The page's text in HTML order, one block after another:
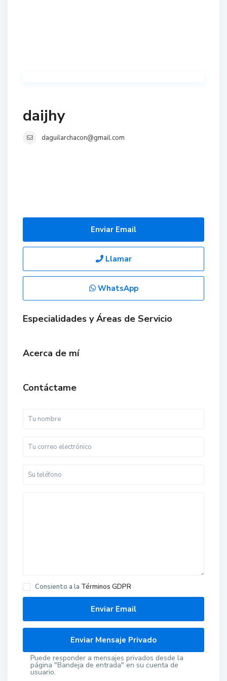
daijhy
daguilarchacon@gmail.com
Enviar Email
Llamar
WhatsApp
Especialidades y Áreas de Servicio
Acerca de mí
Contáctame
Consiento a la Términos GDPR
Puede responder a mensajes privados desde la
página "Bandeja de entrada" en su cuenta de
usuario.